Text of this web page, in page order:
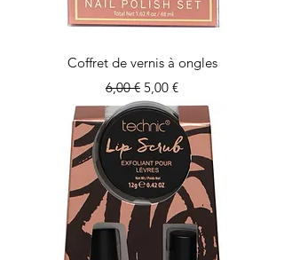
Coffret de vernis à ongles
Prix original
6,00 € Prix promotionnel
5,00 €